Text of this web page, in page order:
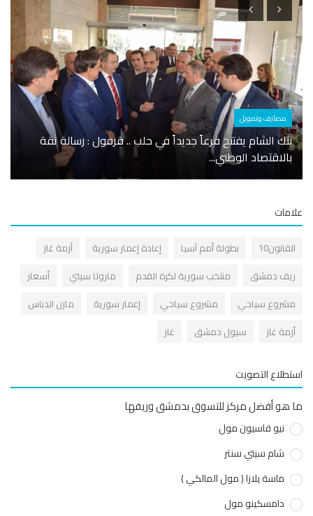
مصارف وتمويل
بنك الشام يفتتح فرعاً جديداً في حلب .. قرفول : رسالة ثقة
بالاقتصاد الوطني...
بطولة أمم آسيا إعادة إعمار سورية
أزمة غاز
دمشق
منتخب سورية لكرة القدم ماروتا سيتي
أسعار
سياحي
مشروع سياحي إعمار سورية
مازن الدباس
غاز
سيول دمشق غاز
التصويت
أفضل مركز للتسوق بدمشق وريفها
نيو قاسيون مول
شام سيتي سنتر
ماسة يلازا ( مول المالكي )
دامسكينو مول